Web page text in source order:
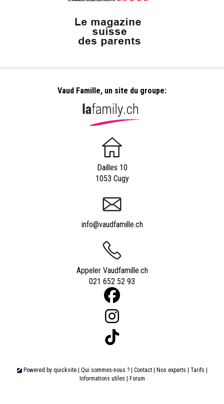
Vaud Famille, un site du groupe:
Dailles 10
1053 Cugy
info@vaudfamille.ch
Appeler Vaudfamille.ch
021 652 52 93
Powered by quicksite Qui sommes-nous ?| Contact| Nos experts Tarifs
Informations utiles
Forum